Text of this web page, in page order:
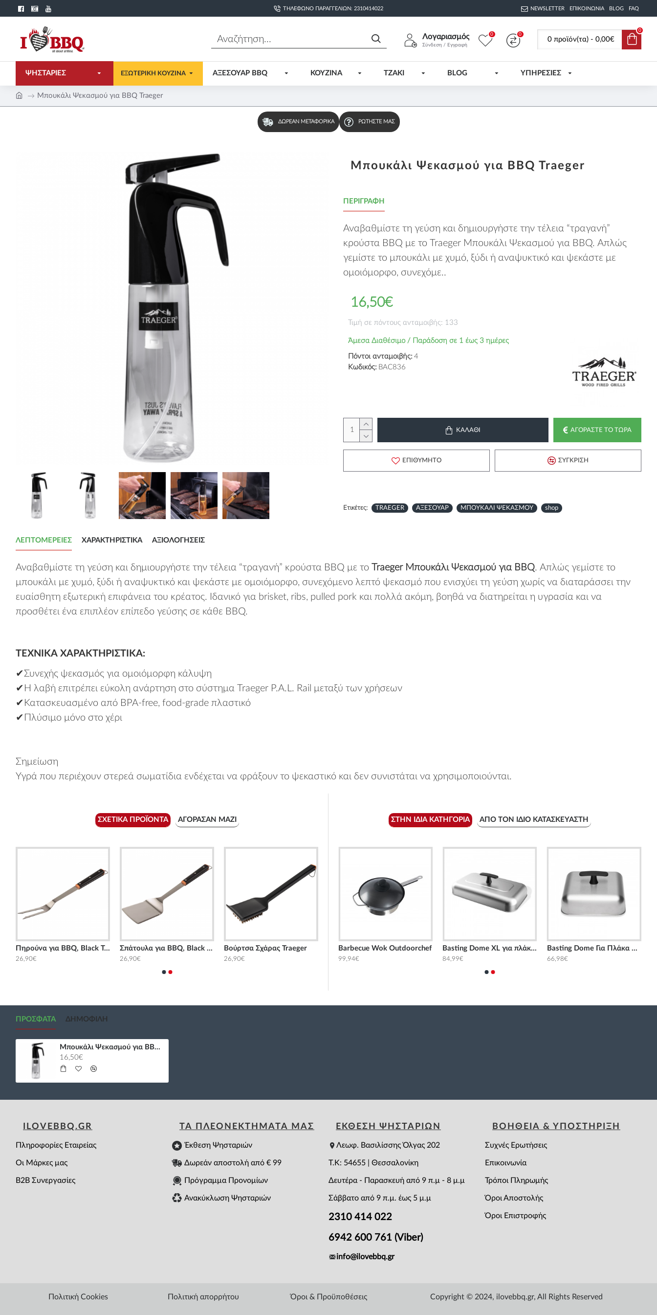
ΤΗΛΈΦΩΝΟ ΠΑΡΑΓΓΕΛΙΏΝ: 2310414022 NEWSLETTER ΕΠΙΚΟΙΝΩΝΊΑ BLOG FAQ
Λογαριασμός
Σύνδεση / Εγγραφή
0 0
0 προϊόν(τα) - 0,00€
0
ΨΗΣΤΑΡΙΕΣ ΕΞΩΤΕΡΙΚΗ ΚΟΥΖΙΝΑ ΑΞΕΣΟΥΑΡ BBQ ΚΟΥΖΙΝΑ ΤΖΑΚΙ BLOG ΥΠΗΡΕΣΙΕΣ
Μπουκάλι Ψεκασμού για BBQ Traeger
ΔΩΡΕΆΝ ΜΕΤΑΦΟΡΙΚΆ ΡΩΤΉΣΤΕ ΜΑΣ
Μπουκάλι Ψεκασμού για BBQ Traeger
ΠΕΡΙΓΡΑΦΉ
Αναβαθμίστε τη γεύση και δημιουργήστε την τέλεια “τραγανή”
κρούστα BBQ με το Traeger Μπουκάλι Ψεκασμού για BBQ. Απλώς
γεμίστε το μπουκάλι με χυμό, ξύδι ή αναψυκτικό και ψεκάστε με
ομοιόμορφο, συνεχόμε..
Άμεσα Διαθέσιμο / Παράδοση σε 1 έως 3 ημέρες
Πόντοι ανταμοιβής: 4
Κωδικός: BAC836
16,50€
Τιμή σε πόντους ανταμοιβής: 133
ΚΑΛΆΘΙ ΑΓΟΡΆΣΤΕ ΤΟ ΤΏΡΑ
ΕΠΙΘΥΜΗΤΌ ΣΎΓΚΡΙΣΗ
Ετικέτες: TRAEGER ΑΞΕΣΟΥΑΡ ΜΠΟΥΚΑΛΙ ΨΕΚΑΣΜΟΥ shop
ΛΕΠΤΟΜΈΡΕΙΕΣ ΧΑΡΑΚΤΗΡΙΣΤΙΚΆ ΑΞΙΟΛΟΓΉΣΕΙΣ
Αναβαθμίστε τη γεύση και δημιουργήστε την τέλεια “τραγανή” κρούστα BBQ με το Traeger Μπουκάλι Ψεκασμού για BBQ. Απλώς γεμίστε το
μπουκάλι με χυμό, ξύδι ή αναψυκτικό και ψεκάστε με ομοιόμορφο, συνεχόμενο λεπτό ψεκασμό που ενισχύει τη γεύση χωρίς να διαταράσσει την
ευαίσθητη εξωτερική επιφάνεια του κρέατος. Ιδανικό για brisket, ribs, pulled pork και πολλά ακόμη, βοηθά να διατηρείται η υγρασία και να
προσθέτει ένα επιπλέον επίπεδο γεύσης σε κάθε BBQ.
ΤΕΧΝΙΚΆ ΧΑΡΑΚΤΗΡΙΣΤΙΚΆ:
✔Συνεχής ψεκασμός για ομοιόμορφη κάλυψη
✔Η λαβή επιτρέπει εύκολη ανάρτηση στο σύστημα Traeger P.A.L. Rail μεταξύ των χρήσεων
✔Κατασκευασμένο από BPA-free, food-grade πλαστικό
✔Πλύσιμο μόνο στο χέρι
Σημείωση
Υγρά που περιέχουν στερεά σωματίδια ενδέχεται να φράξουν το ψεκαστικό και δεν συνιστάται να χρησιμοποιούνται.
ΣΧΕΤΙΚΆ ΠΡΟΪΌΝΤΑ ΑΓΌΡΑΣΑΝ ΜΑΖΊ
Πηρούνα για BBQ, Black Traeger
26,90€
Σπάτουλα για BBQ, Black Traeger
26,90€
Βούρτσα Σχάρας Traeger
26,90€
ΣΤΗΝ ΊΔΙΑ ΚΑΤΗΓΟΡΊΑ ΑΠΌ ΤΟΝ ΊΔΙΟ ΚΑΤΑΣΚΕΥΑΣΤΉ
20,00€ 14,95€
Barbecue Wok Outdoorchef
99,94€
Basting Dome XL για πλάκα ψησίματος Weber
84,99€
Basting Dome Για Πλάκα Ψησίματος Weber
66,98€
ΠΡΌΣΦΑΤΑ ΔΗΜΟΦΙΛΉ
Μπουκάλι Ψεκασμού για BBQ Traeger
16,50€
ILOVEBBQ.GR
Πληροφορίες Εταιρείας
Οι Μάρκες μας
B2B Συνεργασίες
ΤΑ ΠΛΕΟΝΕΚΤΗΜΑΤΑ ΜΑΣ
Έκθεση Ψησταριών
Δωρεάν αποστολή από € 99
Πρόγραμμα Προνομίων
Ανακύκλωση Ψησταριών
ΕΚΘΕΣΗ ΨΗΣΤΑΡΙΩΝ
Λεωφ. Βασιλίσσης Όλγας 202
T.K: 54655 | Θεσσαλονίκη
Δευτέρα - Παρασκευή από 9 π.μ - 8 μ.μ
Σάββατο από 9 π.μ. έως 5 μ.μ
2310 414 022
6942 600 761 (Viber)
info@ilovebbq.gr
ΒΟΗΘΕΙΑ & ΥΠΟΣΤΗΡΙΞΗ
Συχνές Ερωτήσεις
Επικοινωνία
Τρόποι Πληρωμής
Όροι Αποστολής
Όροι Επιστροφής
Πολιτική Cookies Πολιτική απορρήτου Όροι & Προϋποθέσεις Copyright © 2024, ilovebbq.gr, All Rights Reserved